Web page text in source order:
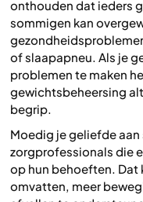
onthouden dat ieders
sommigen kan
of slaapapneu. Als je
problemen te maken
gewichtsbeheersing
begrip.
Moedig je geliefde
zorgprofessionals die
op hun behoeften. Dat
omvatten, meer